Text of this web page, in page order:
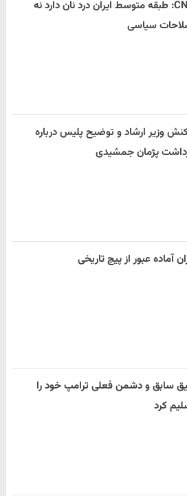
CNN: طبقه متوسط ایران درد نان دارد نه
سیاسی
وزیر ارشاد و توضیح پلیس درباره
پژمان جمشیدی
آماده عبور از پیچ تاریخی
سابق و دشمن فعلی ترامپ خود را
کرد